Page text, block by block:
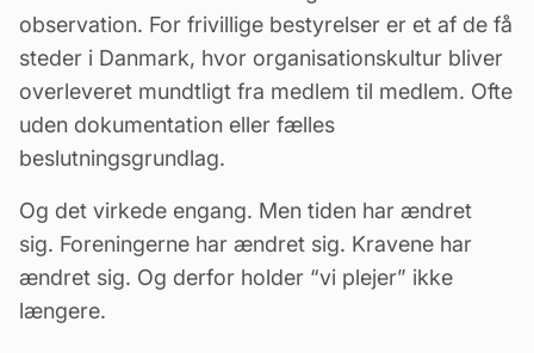
observation. For frivillige bestyrelser er et af de få
steder i Danmark, hvor organisationskultur bliver
overleveret mundtligt fra medlem til medlem. Ofte
uden dokumentation eller fælles
beslutningsgrundlag.
Og det virkede engang. Men tiden har ændret
sig. Foreningerne har ændret sig. Kravene har
ændret sig. Og derfor holder “vi plejer” ikke
længere.